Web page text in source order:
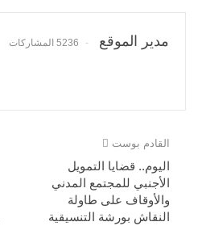
مدير الموقع 5236 المشاركات
القادم بوست
اليوم.. قضايا التمويل
الأجنبي للمجتمع المدني
والأوقاف على طاولة
النقاش بورشة التنسيقية